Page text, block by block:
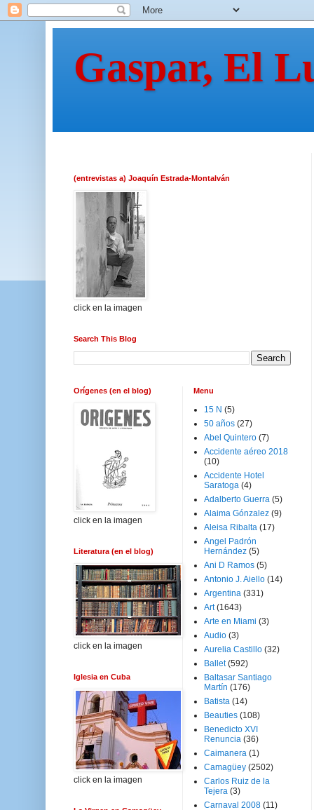
Gaspar, El
(entrevistas a) Joaquín Estrada-Montalván
click en la imagen
Search This Blog
Orígenes (en el blog)
click en la imagen
Literatura (en el blog)
click en la imagen
Iglesia en Cuba
click en la imagen
Menu
15 N (5)
50 años (27)
Abel Quintero (7)
Accidente aéreo 2018
(10)
Accidente Hotel
Saratoga (4)
Adalberto Guerra (5)
Alaima Gónzalez (9)
Aleisa Ribalta (17)
Angel Padrón
Hernández (5)
Ani D Ramos (5)
Antonio J. Aiello (14)
Argentina (331)
Art (1643)
Arte en Miami (3)
Audio (3)
Aurelia Castillo (32)
Ballet (592)
Baltasar Santiago
Martín (176)
Batista (14)
Beauties (108)
Benedicto XVI
Renuncia (36)
Caimanera (1)
Camagüey (2502)
Carlos Ruiz de la
Tejera (3)
Carnaval 2008 (11)